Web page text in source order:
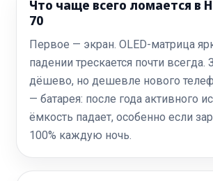
Что чаще всего ломается в
70
Первое — экран. OLED-матрица
падении трескается почти всегда.
дёшево, но дешевле нового
— батарея: после года активного
ёмкость падает, особенно если
100% каждую ночь.